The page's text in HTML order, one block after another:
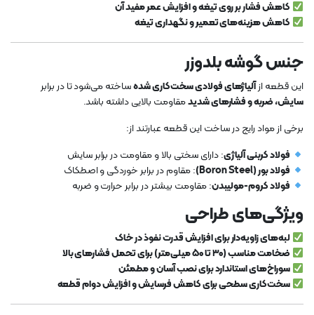
کاهش فشار بر روی تیغه و افزایش عمر مفید آن
کاهش هزینه‌های تعمیر و نگهداری تیغه
جنس گوشه بلدوزر
این قطعه ازآلیاژهای فولادی سخت‌کاری شدهساخته می‌شود تا در برابر
سایش، ضربه و فشارهای شدیدمقاومت بالایی داشته باشد.
برخی از مواد رایج در ساخت این قطعه عبارتند از:
فولاد کربنی آلیاژی: دارای سختی بالا و مقاومت در برابر سایش
فولاد بور (Boron Steel)
: مقاوم در برابر خوردگی و اصطکاک
فولاد کروم-مولیبدن: مقاومت بیشتر در برابر حرارت و ضربه
ویژگی‌های طراحی
لبه‌های زاویه‌دار برای افزایش قدرت نفوذ در خاک
ضخامت مناسب (۳۰ تا ۵۰ میلی‌متر) برای تحمل فشارهای بالا
سوراخ‌های استاندارد برای نصب آسان و مطمئن
سخت‌کاری سطحی برای کاهش فرسایش و افزایش دوام قطعه